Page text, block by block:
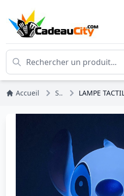
Accueil Stitch